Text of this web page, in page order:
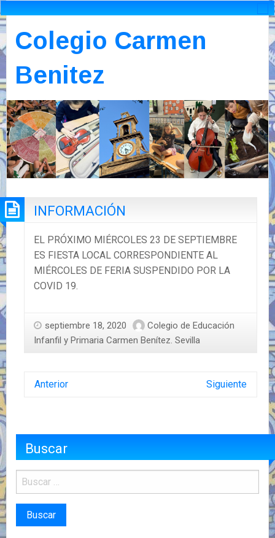
Colegio Carmen
Benitez
INFORMACIÓN
EL PRÓXIMO MIÉRCOLES 23 DE SEPTIEMBRE
ES FIESTA LOCAL CORRESPONDIENTE AL
MIÉRCOLES DE FERIA SUSPENDIDO POR LA
COVID 19.
septiembre 18, 2020
Colegio de Educación
Infanfil y Primaria Carmen Benítez. Sevilla
Anterior Siguiente
Buscar